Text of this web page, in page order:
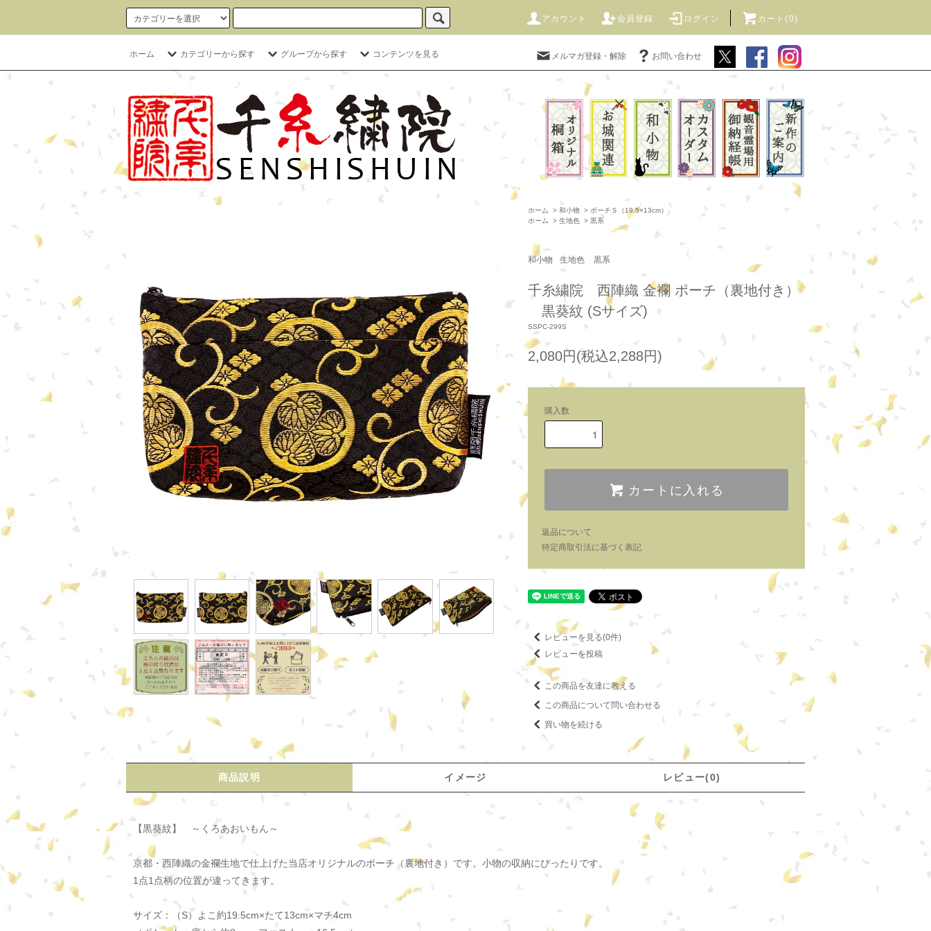
アカウント 会員登録 ログイン カート(0)
ホーム カテゴリーから探す グループから探す コンテンツを見る メルマガ登録・解除 お問い合わせ
ホーム > 和小物 > ポーチＳ（19.5×13cm）
ホーム
> 生地色 > 黒系
和小物 生地色 黒系
千糸繍院 西陣織 金襴 ポーチ（裏地付き）
黒葵紋 (Sサイズ)
SSPC-299S
2,080円(税込2,288円)
購入数
カートに入れる
返品について
特定商取引法に基づく表記
レビューを見る(0件)
レビューを投稿
この商品を友達に教える
この商品について問い合わせる
買い物を続ける
商品説明 イメージ レビュー(0)
【黒葵紋】 ～くろあおいもん～
京都・西陣織の金襴生地で仕上げた当店オリジナルのポーチ（裏地付き）です。小物の収納にぴったりです。
1点1点柄の位置が違ってきます。
サイズ：（S）よこ約19.5cm×たて13cm×マチ4cm